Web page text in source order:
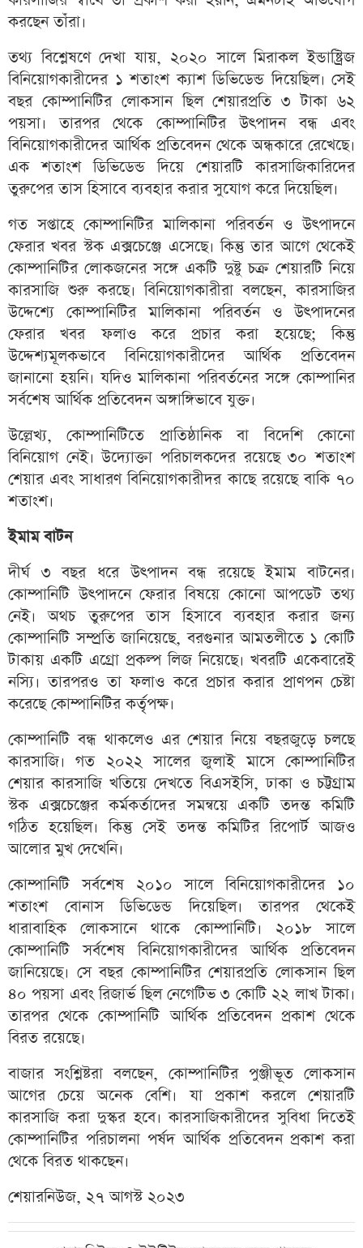
করছেন তাঁরা।
তথ্য বিশ্লেষণে দেখা যায়, ২০২০ সালে মিরাকল ইন্ডাষ্ট্রিজ
বিনিয়োগকারীদের ১ শতাংশ ক্যাশ ডিভিডেন্ড দিয়েছিল। সেই
বছর কোম্পানিটির লোকসান ছিল শেয়ারপ্রতি ৩ টাকা ৬২
পয়সা। তারপর থেকে কোম্পানিটির উৎপাদন বন্ধ এবং
বিনিয়োগকারীদের আর্থিক প্রতিবেদন থেকে অন্ধকারে রেখেছে।
এক শতাংশ ডিভিডেন্ড দিয়ে শেয়ারটি কারসাজিকারিদের
তুরুপের তাস হিসাবে ব্যবহার করার সুযোগ করে দিয়েছিল।
গত সপ্তাহে কোম্পানিটির মালিকানা পরিবর্তন ও উৎপাদনে
ফেরার খবর স্টক এক্সচেঞ্জে এসেছে। কিন্তু তার আগে থেকেই
কোম্পানিটির লোকজনের সঙ্গে একটি দুষ্টু চক্র শেয়ারটি নিয়ে
কারসাজি শুরু করছে। বিনিয়োগকারীরা বলছেন, কারসাজির
উদ্দেশ্যে কোম্পানিটির মালিকানা পরিবর্তন ও উৎপাদনের
ফেরার খবর ফলাও করে প্রচার করা হয়েছে; কিন্তু
উদ্দেশ্যমূলকভাবে বিনিয়োগকারীদের আর্থিক প্রতিবেদন
জানানো হয়নি। যদিও মালিকানা পরিবর্তনের সঙ্গে কোম্পানির
সর্বশেষ আর্থিক প্রতিবেদন অঙ্গাঙ্গিভাবে যুক্ত।
উল্লেখ্য, কোম্পানিটিতে প্রাতিষ্ঠানিক বা বিদেশি কোনো
বিনিয়োগ নেই। উদ্যোক্তা পরিচালকদের রয়েছে ৩০ শতাংশ
শেয়ার এবং সাধারণ বিনিয়োগকারীদর কাছে রয়েছে বাকি ৭০
শতাংশ।
ইমাম বাটন
দীর্ঘ ৩ বছর ধরে উৎপাদন বন্ধ রয়েছে ইমাম বাটনের।
কোম্পানিটি উৎপাদনে ফেরার বিষয়ে কোনো আপডেট তথ্য
নেই। অথচ তুরুপের তাস হিসাবে ব্যবহার করার জন্য
কোম্পানিটি সম্প্রতি জানিয়েছে, বরগুনার আমতলীতে ১ কোটি
টাকায় একটি এগ্রো প্রকল্প লিজ নিয়েছে। খবরটি একেবারেই
নস্যি। তারপরও তা ফলাও করে প্রচার করার প্রাণপন চেষ্টা
করেছে কোম্পানিটির কর্তৃপক্ষ।
কোম্পানিটি বন্ধ থাকলেও এর শেয়ার নিয়ে বছরজুড়ে চলছে
কারসাজি। গত ২০২২ সালের জুলাই মাসে কোম্পানিটির
শেয়ার কারসাজি খতিয়ে দেখতে বিএসইসি, ঢাকা ও চট্টগ্রাম
স্টক এক্সচেঞ্জের কর্মকর্তাদের সমন্বয়ে একটি তদন্ত কমিটি
গঠিত হয়েছিল। কিন্তু সেই তদন্ত কমিটির রিপোর্ট আজও
আলোর মুখ দেখেনি।
কোম্পানিটি সর্বশেষ ২০১০ সালে বিনিয়োগকারীদের ১০
শতাংশ বোনাস ডিভিডেন্ড দিয়েছিল। তারপর থেকেই
ধারাবাহিক লোকসানে থাকে কোম্পানিটি। ২০১৮ সালে
কোম্পানিটি সর্বশেষ বিনিয়োগকারীদের আর্থিক প্রতিবেদন
জানিয়েছে। সে বছর কোম্পানিটির শেয়ারপ্রতি লোকসান ছিল
৪০ পয়সা এবং রিজার্ভ ছিল নেগেটিভ ৩ কোটি ২২ লাখ টাকা।
তারপর থেকে কোম্পানিটি আর্থিক প্রতিবেদন প্রকাশ থেকে
বিরত রয়েছে।
বাজার সংশ্লিষ্টরা বলছেন, কোম্পানিটির পুঞ্জীভূত লোকসান
আগের চেয়ে অনেক বেশি। যা প্রকাশ করলে শেয়ারটি
কারসাজি করা দুস্কর হবে। কারসাজিকারীদের সুবিধা দিতেই
কোম্পানিটির পরিচালনা পর্ষদ আর্থিক প্রতিবেদন প্রকাশ করা
থেকে বিরত থাকছেন।
শেয়ারনিউজ, ২৭ আগস্ট ২০২৩